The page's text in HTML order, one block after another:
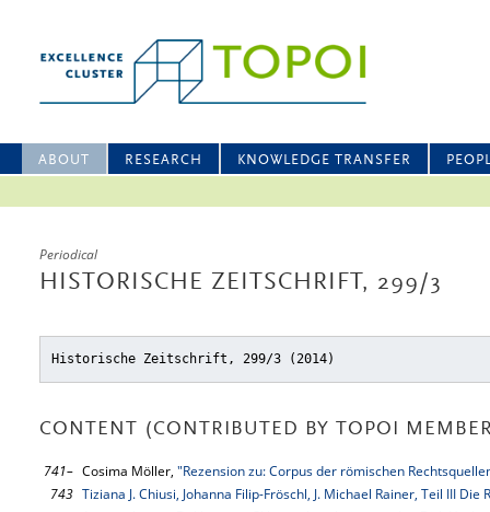
ABOUT RESEARCH KNOWLEDGE TRANSFER
Periodical
HISTORISCHE ZEITSCHRIFT, 299/3
Historische Zeitschrift, 299/3 (2014)
CONTENT (CONTRIBUTED BY TOPOI
741–
743
Cosima Möller, "Rezension zu: Corpus der römischen
Tiziana J. Chiusi, Johanna Filip-Fröschl, J. Michael Rainer, Teil III